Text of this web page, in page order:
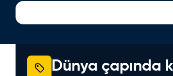
Dünya çapında